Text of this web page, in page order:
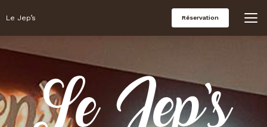
auLe Jep’s Réservation